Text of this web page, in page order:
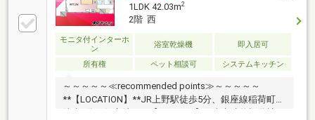
1LDK 42.03m2
2階 西
モニタ付インターホ
ン
浴室乾燥機 即入居可
所有権 ペット相談可 システムキッチン
～～～～～≪recommended points≫～～～～～
**【LOCATION】**JR上野駅徒歩5分、銀座線稲荷町駅